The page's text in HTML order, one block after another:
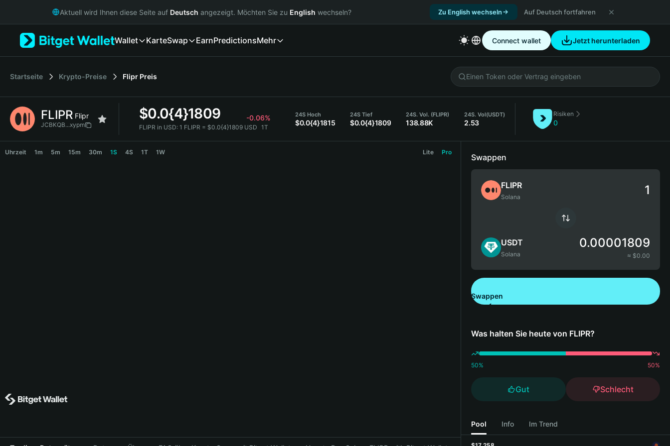
Русский
Italiano
简体中文
繁體中文
Bahasa Indonesia
Aktuell wird Ihnen diese Seite auf Deutsch angezeigt. Möchten Sie zu English wechseln? Zu English wechseln Auf Deutsch fortfahren
Wallet KarteSwap EarnPredictionsMehr Connect wallet Jetzt herunterladen
Startseite Krypto-Preise Flipr Preis
FLIPR Flipr
JCBKQB...xypm
$0.0{4}1809 -0.06%
FLIPR in USD: 1 FLIPR = $0.0{4}1809 USD 1T
24S Hoch
$0.0{4}1815
24S Tief
$0.0{4}1809
24S. Vol. (FLIPR)
138.88K
24S. Vol(USDT)
2.53
Risiken
0
Uhrzeit 1m 5m 15m 30m 1S 4S 1T 1W Lite Pro
Swappen
FLIPR
Solana
USDT
Solana
0.00001809
≈ $0.00
Swappen
Was halten Sie heute von FLIPR?
50% 50%
Gut Schlecht
Pool Info Im Trend